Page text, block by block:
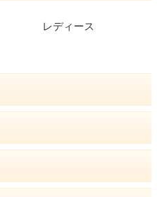
レディース